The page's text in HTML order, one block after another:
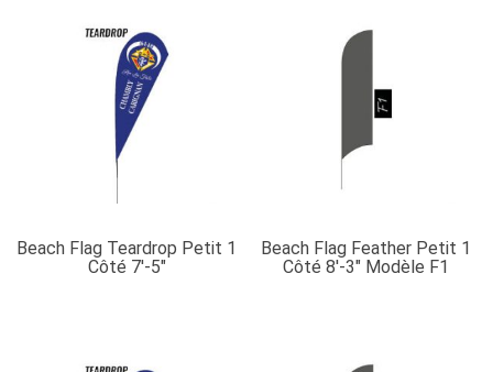
Beach Flag Teardrop Petit 1
Côté 7′-5″
Beach Flag Feather Petit 1
Côté 8′-3″ Modèle F1